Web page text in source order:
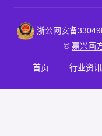
浙公网安备
© 嘉兴画
首页 行业资讯